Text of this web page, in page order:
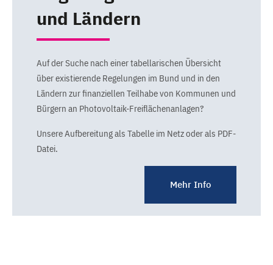
und Ländern
Auf der Suche nach einer tabellarischen Übersicht
über existierende Regelungen im Bund und in den
Ländern zur finanziellen Teilhabe von Kommunen und
Bürgern an Photovoltaik-Freiflächenanlagen?
Unsere Aufbereitung als Tabelle im Netz oder als PDF-
Datei.
Mehr Info